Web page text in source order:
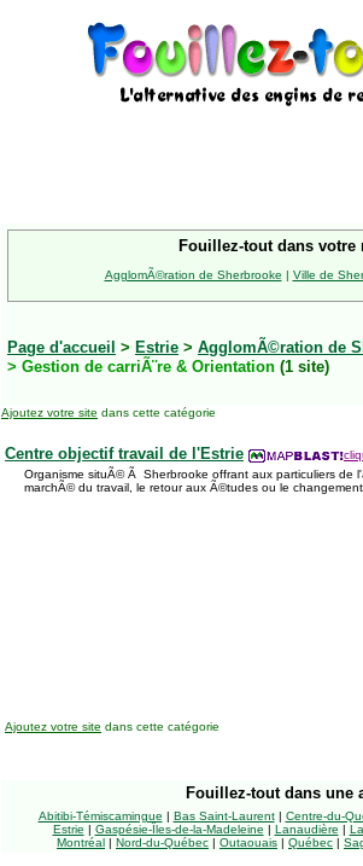
Fouillez-tout dans votre
AgglomÃ©ration de Sherbrooke | Ville de
Page d'accueil > Estrie > AgglomÃ©ration de
> Gestion de carriÃ¨re & Orientation (1 site)
Ajoutez votre site dans cette catégorie
Centre objectif travail de l'Estrie
Organisme situÃ© Ã Sherbrooke offrant aux particuliers de
marchÃ© du travail, le retour aux Ã©tudes ou le
Ajoutez votre site dans cette catégorie
Fouillez-tout dans une
Abitibi-Témiscamingue | Bas Saint-Laurent| Centre-du-
Estrie | Gaspésie-Îles-de-la-Madeleine | Lanaudière |
Montréal | Nord-du-Québec | Outaouais | Québec |